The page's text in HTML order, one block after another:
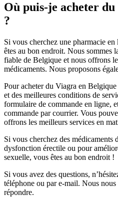
Où puis-je acheter
?
Si vous cherchez une pharmacie
êtes au bon endroit. Nous sommes
fiable de Belgique et nous offrons
médicaments. Nous proposons
Pour acheter du Viagra en
et des meilleures conditions de
formulaire de commande en ligne,
commande par courrier. Vous
offrons les meilleurs services en
Si vous cherchez des médicaments
dysfonction érectile ou pour
sexuelle, vous êtes au bon endroit !
Si vous avez des questions,
téléphone ou par e-mail. Nous
répondre.